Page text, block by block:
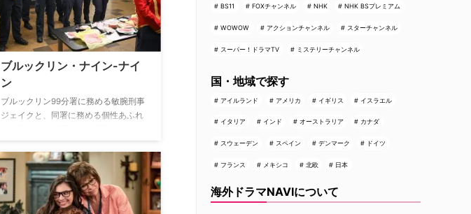
ブルックリン・ナイン-ナイ
ン
ブルックリン99分署に務める敏腕刑事
ジェイクと、同署に務める個性あふれ
BS11 FOXチャンネル NHK NHK BSプレミアム
WOWOW アクションチャンネル スターチャンネル
スーパー！ドラマTV ミステリーチャンネル
国・地域で探す
アイルランド アメリカ イギリス イスラエル
イタリア インド オーストラリア カナダ
スウェーデン スペイン デンマーク ドイツ
フランス メキシコ 北欧 日本
海外ドラマNAVIについて